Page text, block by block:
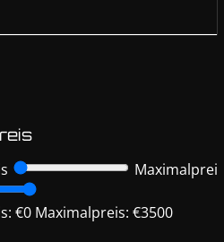
Maximalpreis
€0 Maximalpreis: €3500